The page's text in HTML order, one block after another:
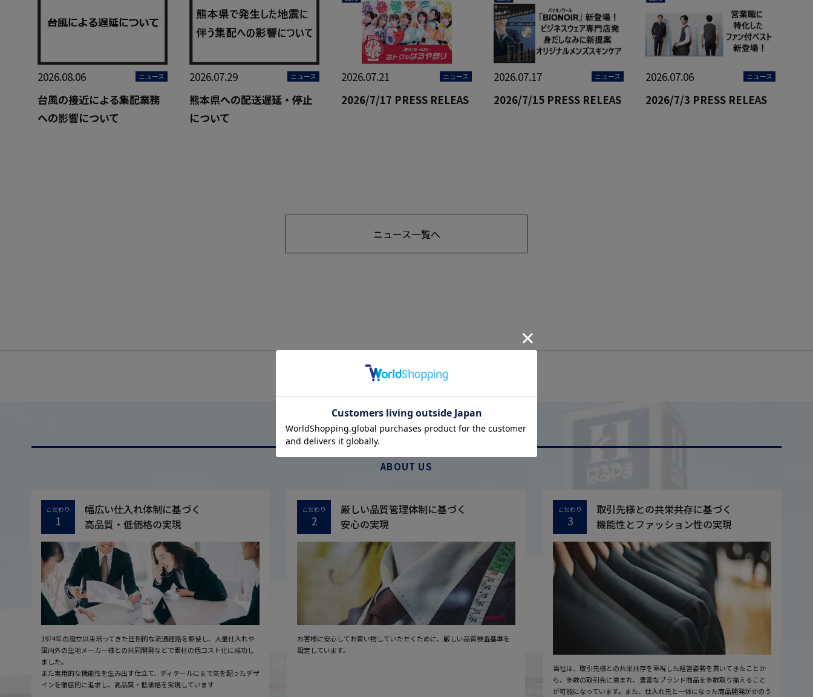
2026.08.06 ニュース
台風の接近による集配業務
への影響について
2026.07.29 ニュース
熊本県への配送遅延・停止
について
2026.07.21 ニュース
2026/7/17 PRESS RELEAS
2026.07.17 ニュース
2026/7/15 PRESS RELEAS
2026.07.06 ニュース
2026/7/3 PRESS RELEAS
ニュース一覧へ
はるやまについて
ABOUT US
こだわり
1
幅広い仕入れ体制に基づく
高品質・低価格の実現
1974年の設立以来培ってきた圧倒的な流通経路を駆使し、大量仕入れや
国内外の生地メーカー様との共同開発などで素材の低コスト化に成功し
ました。
また実用的な機能性を生み出す仕立て、ディテールにまで気を配ったデザ
インを徹底的に追求し、高品質・低価格を実現しています
こだわり
2
厳しい品質管理体制に基づく
安心の実現
お客様に安心してお買い物していただくために、厳しい品質検査基準を
設定しています。
こだわり
3
取引先様との共栄共存に基づく
機能性とファッション性の実現
当社は、取引先様との共栄共存を重視した経営姿勢を貫いてきたことか
ら、多数の取引先に恵まれ、豊富なブランド商品を多数取り揃えること
が可能になっています。また、仕入れ先と一体になった商品開発がかのう